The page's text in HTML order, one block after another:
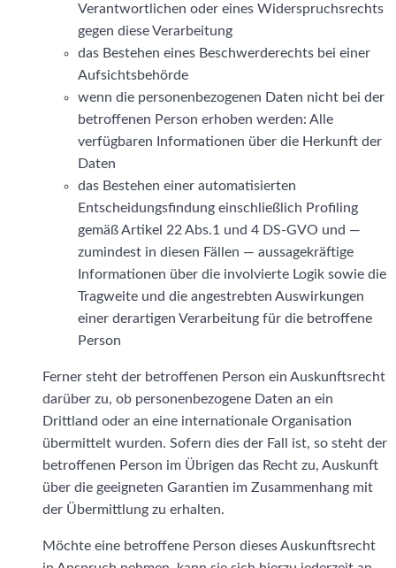
Verantwortlichen oder eines Widerspruchsrechts
gegen diese Verarbeitung
das Bestehen eines Beschwerderechts bei einer
Aufsichtsbehörde
wenn die personenbezogenen Daten nicht bei der
betroffenen Person erhoben werden: Alle
verfügbaren Informationen über die Herkunft der
Daten
das Bestehen einer automatisierten
Entscheidungsfindung einschließlich Profiling
gemäß Artikel 22 Abs.1 und 4 DS-GVO und —
zumindest in diesen Fällen — aussagekräftige
Informationen über die involvierte Logik sowie die
Tragweite und die angestrebten Auswirkungen
einer derartigen Verarbeitung für die betroffene
Person
Ferner steht der betroffenen Person ein Auskunftsrecht
darüber zu, ob personenbezogene Daten an ein
Drittland oder an eine internationale Organisation
übermittelt wurden. Sofern dies der Fall ist, so steht der
betroffenen Person im Übrigen das Recht zu, Auskunft
über die geeigneten Garantien im Zusammenhang mit
der Übermittlung zu erhalten.
Möchte eine betroffene Person dieses Auskunftsrecht